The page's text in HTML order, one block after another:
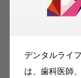
デンタルライ
は、歯科医師
容のメール